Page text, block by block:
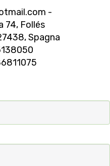
-
74, Follés
Spagna